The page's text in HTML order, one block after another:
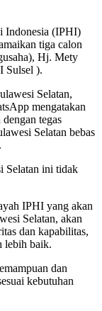
Indonesia (IPHI)
tiga calon
Hj. Mety
Sulsel ).
Selatan,
mengatakan
tegas
Selatan bebas
Selatan ini tidak
IPHI yang akan
Selatan, akan
dan kapabilitas,
lebih baik.
dan
kebutuhan